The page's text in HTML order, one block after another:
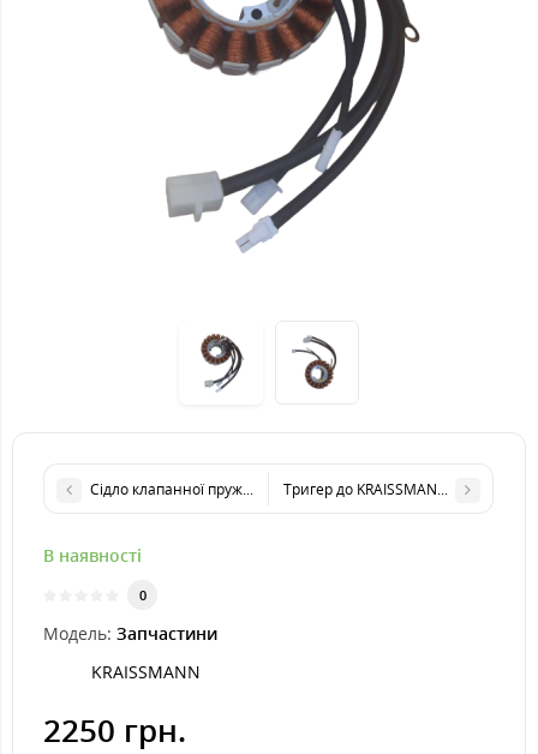
Сідло клапанної пружини до KRAISSMANN EYG 1200iA
Тригер до KRAISSMANN EYG 1200iA
В наявності
0
Модель: Запчастини
KRAISSMANN
2250 грн.